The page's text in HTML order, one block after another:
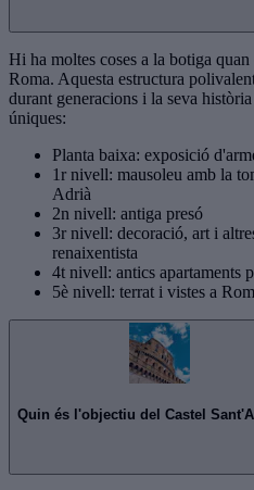
Hi ha moltes coses a la botiga
Roma. Aquesta estructura
durant generacions i la seva
úniques:
Planta baixa: exposició
1r nivell: mausoleu amb la
Adrià
2n nivell: antiga presó
3r nivell: decoració, art i
renaixentista
4t nivell: antics apartaments
5è nivell: terrat i vistes a
Quin és l'objectiu del Castel